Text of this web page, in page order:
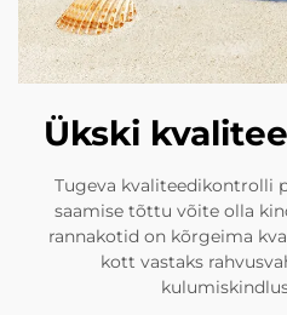
Ükski
Tugeva kvaliteedikontrolli
saamise tõttu võite olla
rannakotid on kõrgeima
kott vastaks